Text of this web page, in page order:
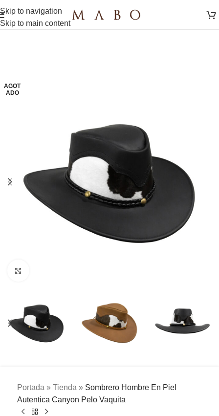
Skip to navigation
Skip to main content
AGOT
ADO
Portada » Tienda » Sombrero Hombre En Piel
Autentica Canyon Pelo Vaquita